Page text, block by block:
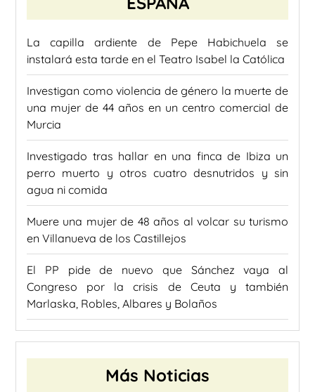
La capilla ardiente de Pepe Habichuela se
instalará esta tarde en el Teatro Isabel la Católica
Investigan como violencia de género la muerte de
una mujer de 44 años en un centro comercial de
Murcia
Investigado tras hallar en una finca de Ibiza un
perro muerto y otros cuatro desnutridos y sin
agua ni comida
Muere una mujer de 48 años al volcar su turismo
en Villanueva de los Castillejos
El PP pide de nuevo que Sánchez vaya al
Congreso por la crisis de Ceuta y también
Marlaska, Robles, Albares y Bolaños
Más Noticias